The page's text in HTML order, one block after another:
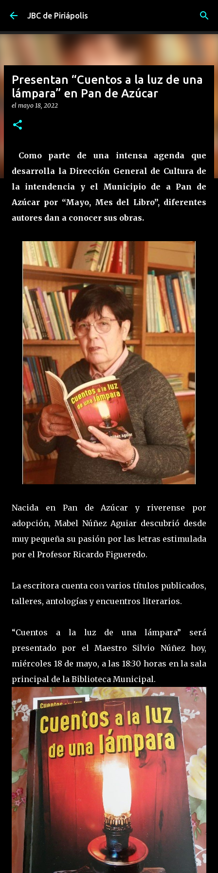
Ir al contenido principal
JBC de Piriápolis
Presentan “Cuentos a la luz de una
lámpara” en Pan de Azúcar
el mayo 18, 2022
Como parte de una intensa agenda que
desarrolla la Dirección General de Cultura de
la intendencia y el Municipio de a Pan de
Azúcar por “Mayo, Mes del Libro”, diferentes
autores dan a conocer sus obras.
Nacida en Pan de Azúcar y riverense por
adopción, Mabel Núñez Aguiar descubrió desde
muy pequeña su pasión por las letras estimulada
por el Profesor Ricardo Figueredo.
La escritora cuenta con varios títulos publicados,
talleres, antologías y encuentros literarios.
“Cuentos a la luz de una lámpara” será
presentado por el Maestro Silvio Núñez hoy,
miércoles 18 de mayo, a las 18:30 horas en la sala
principal de la Biblioteca Municipal.